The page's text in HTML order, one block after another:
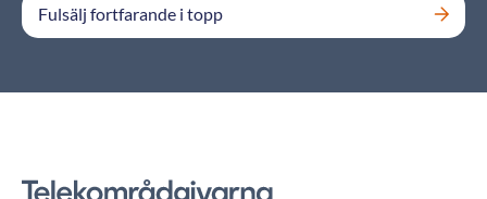
Fulsälj fortfarande i topp